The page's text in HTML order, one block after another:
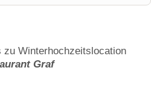
zu Winterhochzeitslocation
Graf